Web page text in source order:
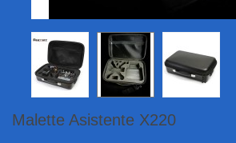
Malette Asistente X220